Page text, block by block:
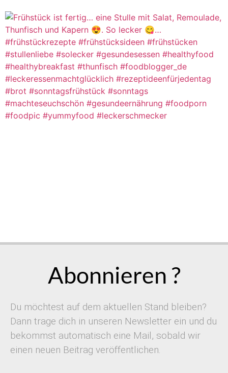
Abonnieren ?
Du möchtest auf dem aktuellen Stand bleiben?
Dann trage dich in unseren Newsletter ein und du
bekommst automatisch eine Mail, sobald wir
einen neuen Beitrag veröffentlichen.